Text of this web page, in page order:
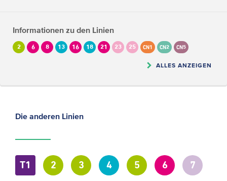
Informationen zu den Linien
2 6 8 13 16 18 21 23 25 CN1 CN2 CN5
ALLES ANZEIGEN
Die anderen Linien
T1 2 3 4 5 6 7